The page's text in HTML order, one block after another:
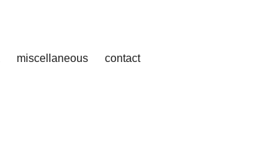
miscellaneous contact